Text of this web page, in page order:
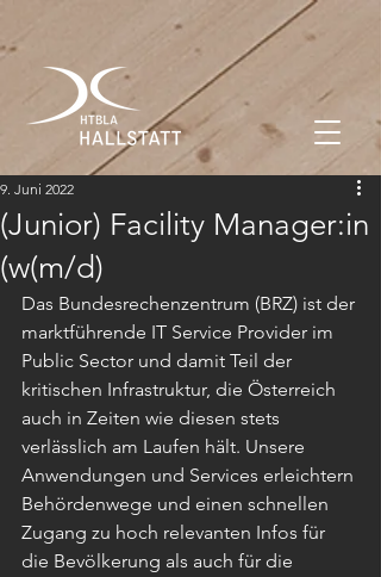
(Junior) Facility Manager:in
(w(m/d)
9. Juni 2022
Das Bundesrechenzentrum (BRZ) ist der
marktführende IT Service Provider im
Public Sector und damit Teil der
kritischen Infrastruktur, die Österreich
auch in Zeiten wie diesen stets
verlässlich am Laufen hält. Unsere
Anwendungen und Services erleichtern
Behördenwege und einen schnellen
Zugang zu hoch relevanten Infos für
die Bevölkerung als auch für die